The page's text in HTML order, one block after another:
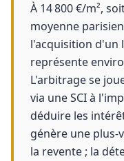
À 14 800 €/m²,
moyenne
l'acquisition d'un
représente
L'arbitrage se
via une SCI à
déduire les
génère une plus-
la revente ; la